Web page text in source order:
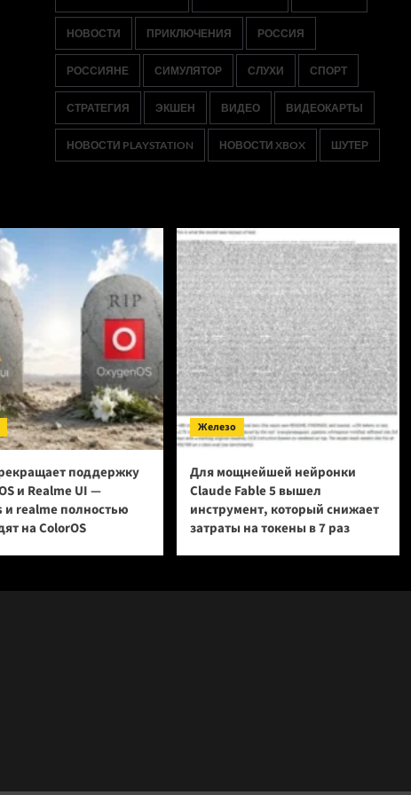
НОВОСТИ ПРИКЛЮЧЕНИЯ РОССИЯ
РОССИЯНЕ СИМУЛЯТОР СЛУХИ СПОРТ
СТРАТЕГИЯ ЭКШЕН ВИДЕО ВИДЕОКАРТЫ
НОВОСТИ PLAYSTATION НОВОСТИ XBOX ШУТЕР
поддержку
и Realme UI —
и realme полностью
на ColorOS
Железо
Для мощнейшей нейронки
Claude Fable 5 вышел
инструмент, который снижает
затраты на токены в 7 раз